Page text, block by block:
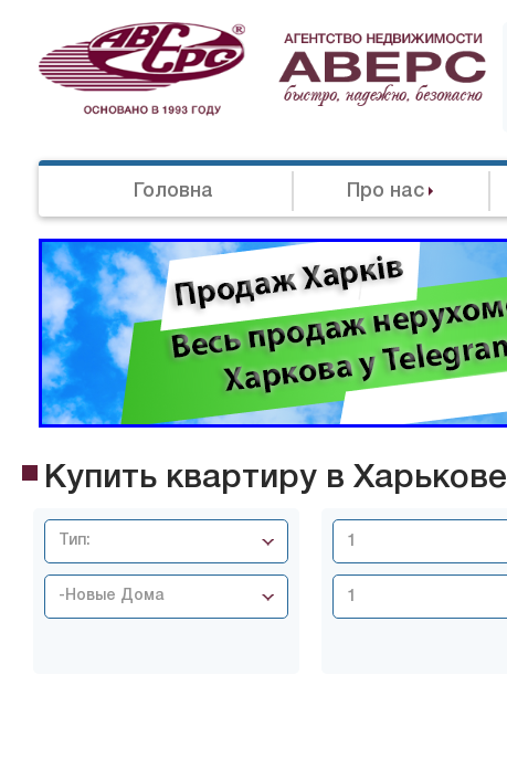
Головна Про нас
Купить квартиру в Харькове
Тип:
-Новые Дома